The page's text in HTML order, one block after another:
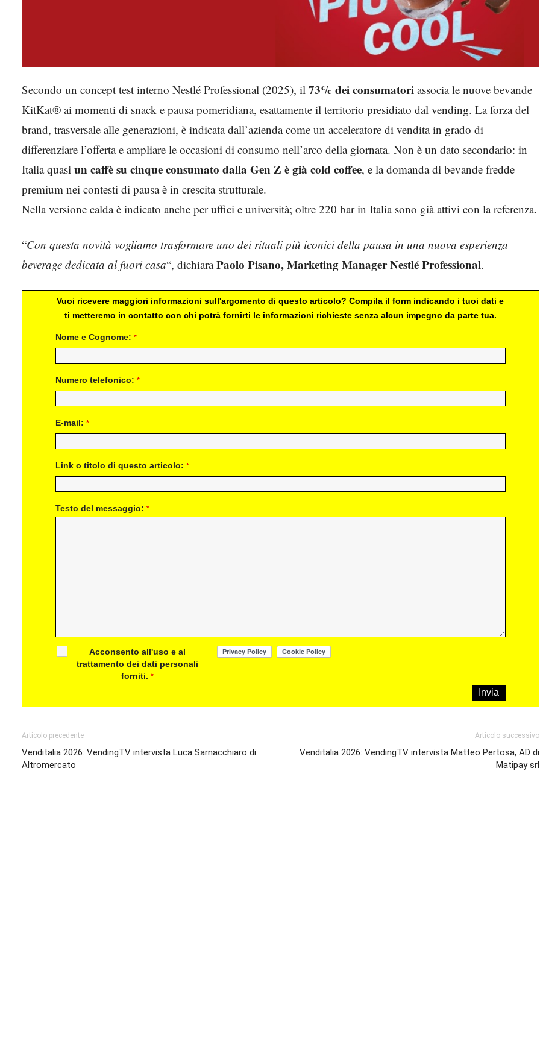
Secondo un concept test interno Nestlé Professional (2025), il 73% dei consumatori associa le nuove bevande
KitKat® ai momenti di snack e pausa pomeridiana, esattamente il territorio presidiato dal vending. La forza del
brand, trasversale alle generazioni, è indicata dall’azienda come un acceleratore di vendita in grado di
differenziare l’offerta e ampliare le occasioni di consumo nell’arco della giornata. Non è un dato secondario: in
Italia quasi un caffè su cinque consumato dalla Gen Z è già cold coffee, e la domanda di bevande fredde
premium nei contesti di pausa è in crescita strutturale.
Nella versione calda è indicato anche per uffici e università; oltre 220 bar in Italia sono già attivi con la referenza.
“Con questa novità vogliamo trasformare uno dei rituali più iconici della pausa in una nuova esperienza
beverage dedicata al fuori casa“, dichiaraPaolo Pisano, Marketing Manager Nestlé Professional.
Vuoi ricevere maggiori informazioni sull'argomento di questo articolo? Compila il form indicando i tuoi dati e
ti metteremo in contatto con chi potrà fornirti le informazioni richieste senza alcun impegno da parte tua.
Nome e Cognome: *
Numero telefonico: *
E-mail: *
Link o titolo di questo articolo: *
Testo del messaggio: *
Acconsento all'uso e al
trattamento dei dati personali
forniti.*
Articolo precedente
Venditalia 2026: VendingTV intervista Luca Sarnacchiaro di
Altromercato
Articolo successivo
Venditalia 2026: VendingTV intervista Matteo Pertosa, AD di
Matipay srl